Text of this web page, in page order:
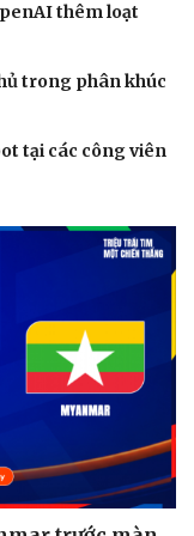
thêm loạt
trong phân khúc
tại các công viên